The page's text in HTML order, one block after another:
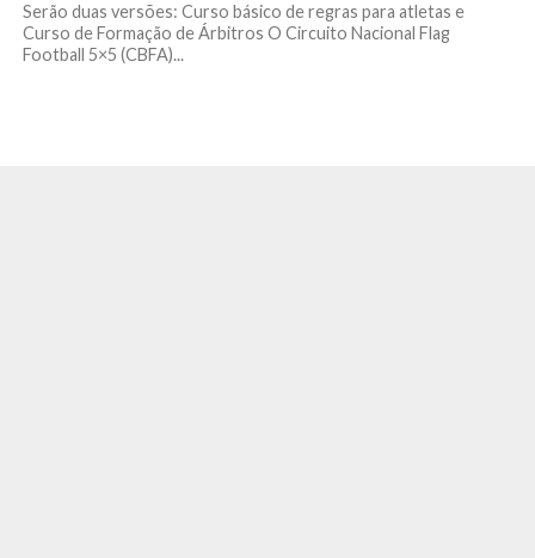
Serão duas versões: Curso básico de regras para atletas e
Curso de Formação de Árbitros O Circuito Nacional Flag
Football 5×5 (CBFA)...